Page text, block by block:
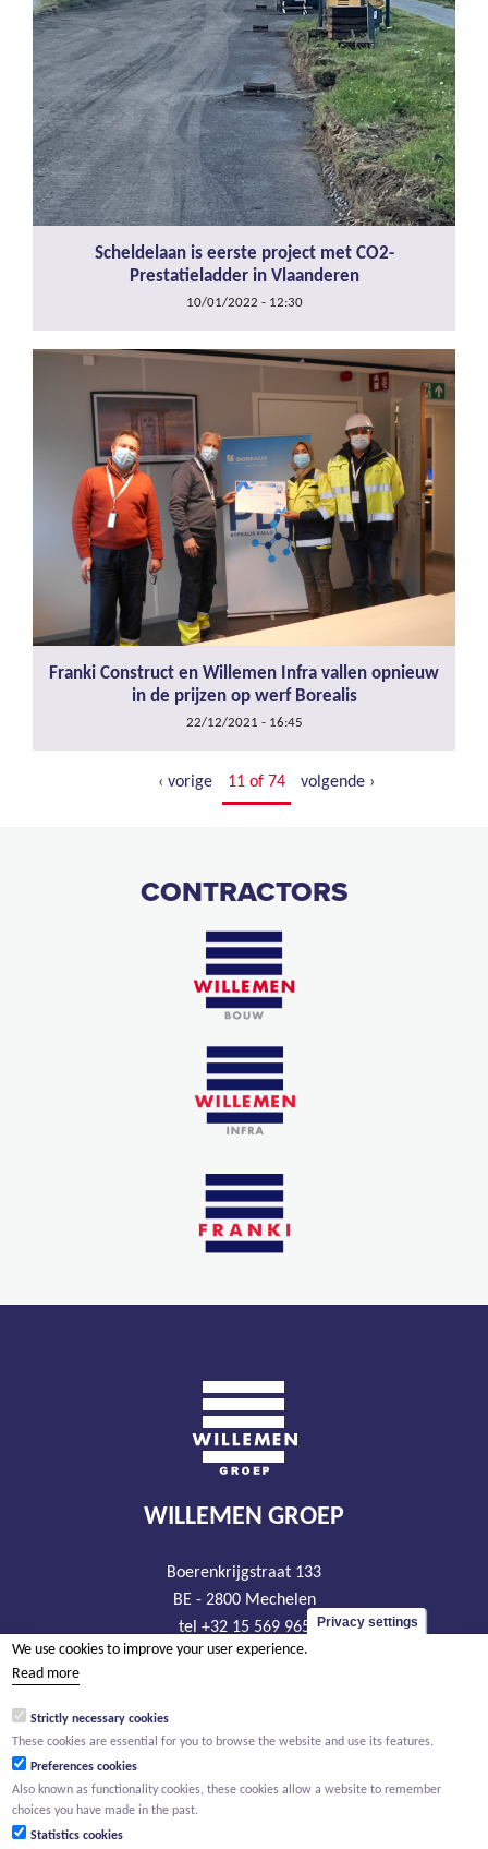
Scheldelaan is eerste project met CO2-
Prestatieladder in Vlaanderen
10/01/2022 - 12:30
Franki Construct en Willemen Infra vallen opnieuw
in de prijzen op werf Borealis
22/12/2021 - 16:45
‹ vorige 11 of 74 volgende ›
CONTRACTORS
WILLEMEN GROEP
Boerenkrijgstraat 133
BE - 2800 Mechelen
tel +32 15 569 965
groep@willemen.be
RLP Antwerp, department Mechelen
Privacy settings
We use cookies to improve your user experience.
Read more
Strictly necessary cookies
These cookies are essential for you to browse the website and use its features.
Preferences cookies
Also known as functionality cookies, these cookies allow a website to remember
choices you have made in the past.
Statistics cookies